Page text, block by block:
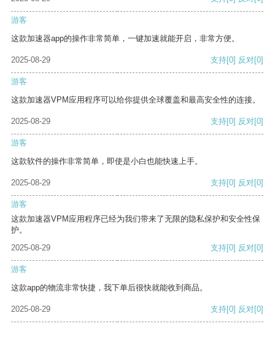
游客
这款加速器app的操作非常简单，一键加速就能开启，非常方便。
2025-08-29 支持[0] 反对[0]
游客
这款加速器VPM应用程序可以给你提供全球覆盖和最高安全性的连接。
2025-08-29 支持[0] 反对[0]
游客
这款软件的操作非常简单，即使是小白也能快速上手。
2025-08-29 支持[0] 反对[0]
游客
这款加速器VPM应用程序已经为我们带来了无限的隐私保护和安全性保
护。
2025-08-29
支持[0] 反对[0]
游客
这款app的物流非常快捷，我下单后很快就能收到商品。
2025-08-29 支持[0] 反对[0]